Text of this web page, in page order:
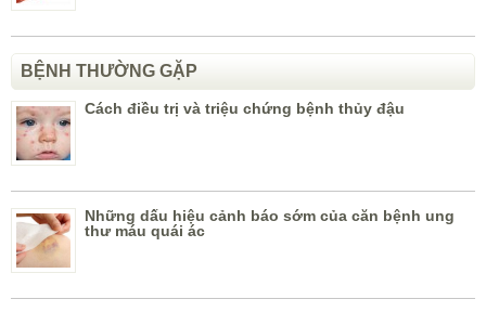
BỆNH THƯỜNG GẶP
Cách điều trị và triệu chứng bệnh thủy đậu
Những dấu hiệu cảnh báo sớm của căn bệnh ung
thư máu quái ác